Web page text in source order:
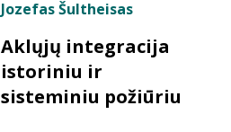
Jozefas Šultheisas
Aklųjų integracija
istoriniu ir
sisteminiu požiūriu